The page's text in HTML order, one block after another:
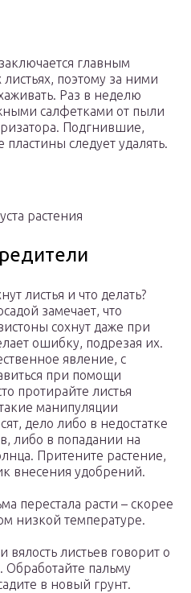
главным
поэтому за ними
Раз в неделю
салфетками от пыли
Подгнившие,
следует удалять.
растения
листья и что делать?
замечает, что
сохнут даже при
ошибку, подрезая их.
явление, с
при помощи
протирайте листья
манипуляции
дело либо в недостатке
либо в попадании на
Притените растение,
внесения удобрений.
перестала расти – скорее
низкой температуре.
листьев говорит о
пальму
в новый грунт.